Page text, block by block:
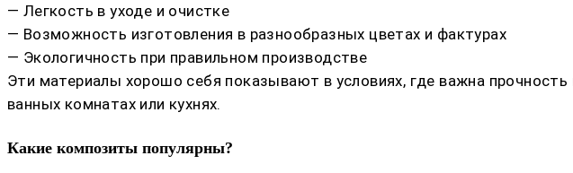
— Легкость в уходе и очистке
— Возможность изготовления в разнообразных цветах и фактурах
— Экологичность при правильном производстве
Эти материалы хорошо себя показывают в условиях, где важна
ванных комнатах или кухнях.
Какие композиты популярны?